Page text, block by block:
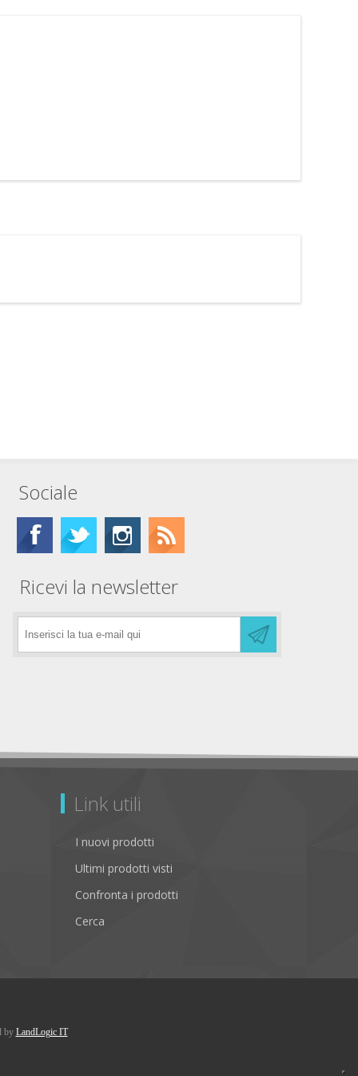
Sociale
Ricevi la newsletter
Link utili
I nuovi prodotti
Ultimi prodotti visti
Confronta i prodotti
Cerca
by LandLogic IT